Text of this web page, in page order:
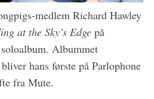
medlem Richard Hawley
at the Sky’s Edgepå
Albummet
hans første på Parlophone
fra Mute.